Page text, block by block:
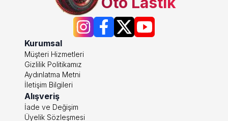
Kurumsal
Müşteri Hizmetleri
Gizlilik Politikamız
Aydınlatma Metni
İletişim Bilgileri
Alışveriş
İade ve Değişim
Üyelik Sözleşmesi